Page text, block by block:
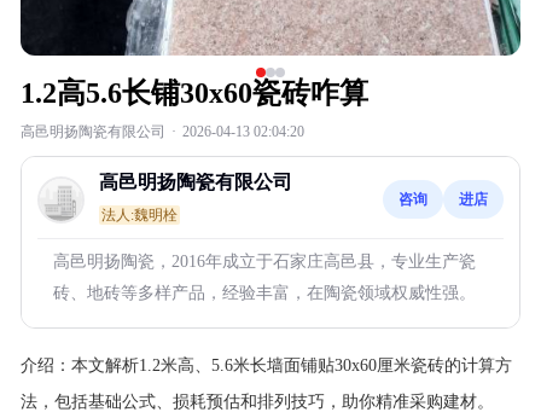
1.2高5.6长铺30x60瓷砖咋算
高邑明扬陶瓷有限公司 · 2026-04-13 02:04:20
高邑明扬陶瓷有限公司
法人:魏明栓
咨询 进店
高邑明扬陶瓷，2016年成立于石家庄高邑县，专业生产瓷
砖、地砖等多样产品，经验丰富，在陶瓷领域权威性强。
介绍： 本文解析1.2米高、5.6米长墙面铺贴30x60厘米瓷砖的计算方
法，包括基础公式、损耗预估和排列技巧，助你精准采购建材。